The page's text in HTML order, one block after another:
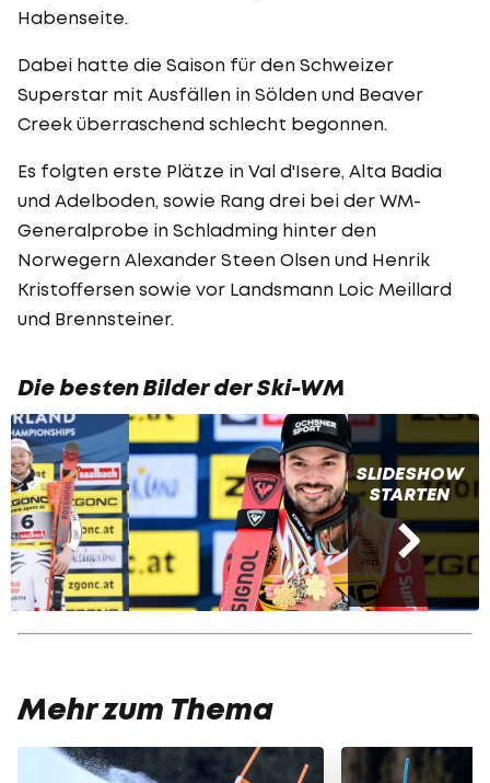
Habenseite.
Dabei hatte die Saison für den Schweizer
Superstar mit Ausfällen in Sölden und Beaver
Creek überraschend schlecht begonnen.
Es folgten erste Plätze in Val d'Isere, Alta Badia
und Adelboden, sowie Rang drei bei der WM-
Generalprobe in Schladming hinter den
Norwegern Alexander Steen Olsen und Henrik
Kristoffersen sowie vor Landsmann Loic Meillard
und Brennsteiner.
Die besten Bilder der Ski-WM
SLIDESHOW
STARTEN
Mehr zum Thema